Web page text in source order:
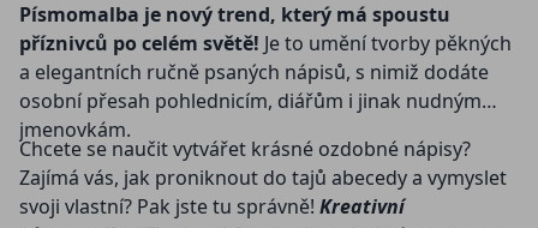
Písmomalba je nový trend, který má spoustu
příznivců po celém světě! Je to umění tvorby pěkných
a elegantních ručně psaných nápisů, s nimiž dodáte
osobní přesah pohlednicím, diářům i jinak nudným
jmenovkám.
Chcete se naučit vytvářet krásné ozdobné nápisy?
Zajímá vás, jak proniknout do tajů abecedy a vymyslet
svoji vlastní? Pak jste tu správně! Kreativní